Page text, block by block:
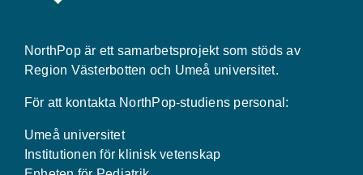
NorthPop är ett samarbetsprojekt som stöds av
Region Västerbotten och Umeå universitet.
För att kontakta NorthPop-studiens personal:
Umeå universitet
Institutionen för klinisk vetenskap